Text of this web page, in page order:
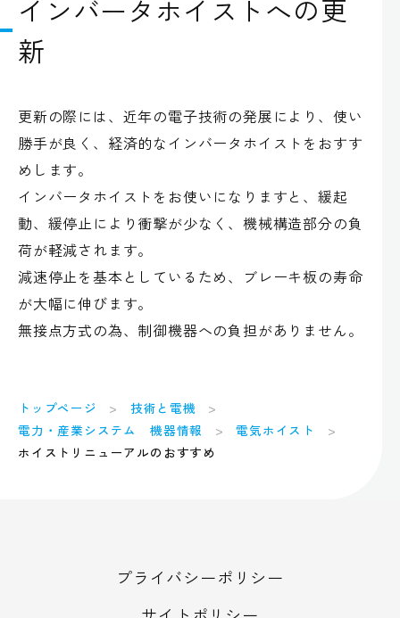
インバータホイストへの更
新
更新の際には、近年の電子技術の発展により、使い
勝手が良く、経済的なインバータホイストをおすす
めします。
インバータホイストをお使いになりますと、緩起
動、緩停止により衝撃が少なく、機械構造部分の負
荷が軽減されます。
減速停止を基本としているため、ブレーキ板の寿命
が大幅に伸びます。
無接点方式の為、制御機器への負担がありません。
トップページ
技術と電機
電力・産業システム 機器情報
電気ホイスト
ホイストリニューアルのおすすめ
プライバシーポリシー